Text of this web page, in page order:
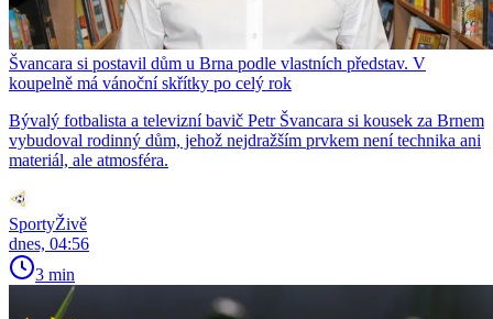
Švancara si postavil dům u Brna podle vlastních představ. V
koupelně má vánoční skřítky po celý rok
Bývalý fotbalista a televizní bavič Petr Švancara si kousek za Brnem
vybudoval rodinný dům, jehož nejdražším prvkem není technika ani
materiál, ale atmosféra.
SportyŽivě
dnes, 04:56
3 min